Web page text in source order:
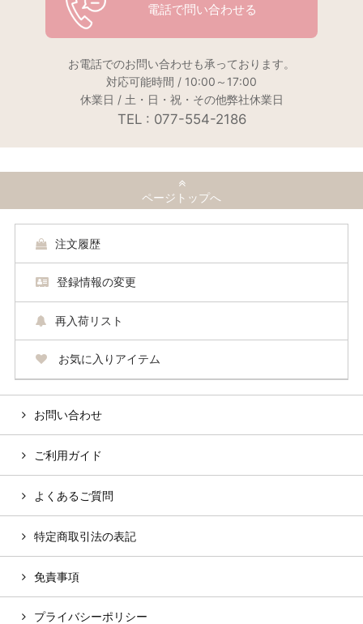
電話で問い合わせる
お電話でのお問い合わせも承っております。
対応可能時間 / 10:00～17:00
休業日 / 土・日・祝・その他弊社休業日
TEL : 077-554-2186
ページトップへ
注文履歴
登録情報の変更
再入荷リスト
お気に入りアイテム
お問い合わせ
ご利用ガイド
よくあるご質問
特定商取引法の表記
免責事項
プライバシーポリシー